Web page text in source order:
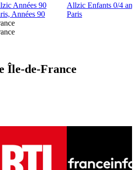
Années 90
Années 90
Allzic Enfants 0/4 ans
Paris
Île-de-France